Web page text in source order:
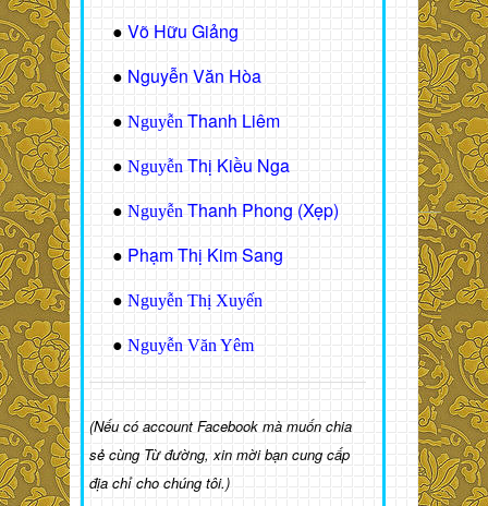
● Võ Hữu Giảng
● Nguyễn Văn Hòa
● Nguyễn Thanh Liêm
● Nguyễn Thị Kiều Nga
● Nguyễn Thanh Phong (Xẹp)
● Phạm Thị Kim Sang
● Nguyễn Thị Xuyến
● Nguyễn Văn Yêm
(Nếu có account Facebook mà muốn chia
sẻ cùng Từ đường, xin mời bạn cung cấp
địa chỉ cho chúng tôi.)